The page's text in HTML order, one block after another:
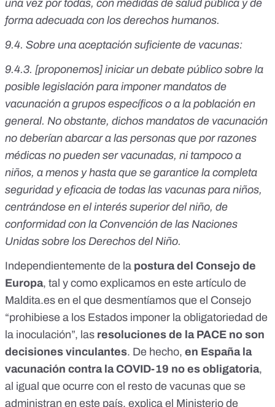
una vez por todas, con medidas de salud pública y de
forma adecuada con los derechos humanos.
9.4. Sobre una aceptación suficiente de vacunas:
9.4.3. [proponemos] iniciar un debate público sobre la
posible legislación para imponer mandatos de
vacunación a grupos específicos o a la población en
general. No obstante, dichos mandatos de vacunación
no deberían abarcar a las personas que por razones
médicas no pueden ser vacunadas, ni tampoco a
niños, a menos y hasta que se garantice la completa
seguridad y eficacia de todas las vacunas para niños,
centrándose en el interés superior del niño, de
conformidad con la Convención de las Naciones
Unidas sobre los Derechos del Niño.
Independientemente de la postura del Consejo de
Europa, tal y como explicamos en este artículo de
Maldita.es en el que desmentíamos que el Consejo
“prohibiese a los Estados imponer la obligatoriedad de
la inoculación”, las resoluciones de la PACE no son
decisiones vinculantes. De hecho, en España la
vacunación contra la COVID-19 no es obligatoria,
al igual que ocurre con el resto de vacunas que se
administran en este país, explica el Ministerio de